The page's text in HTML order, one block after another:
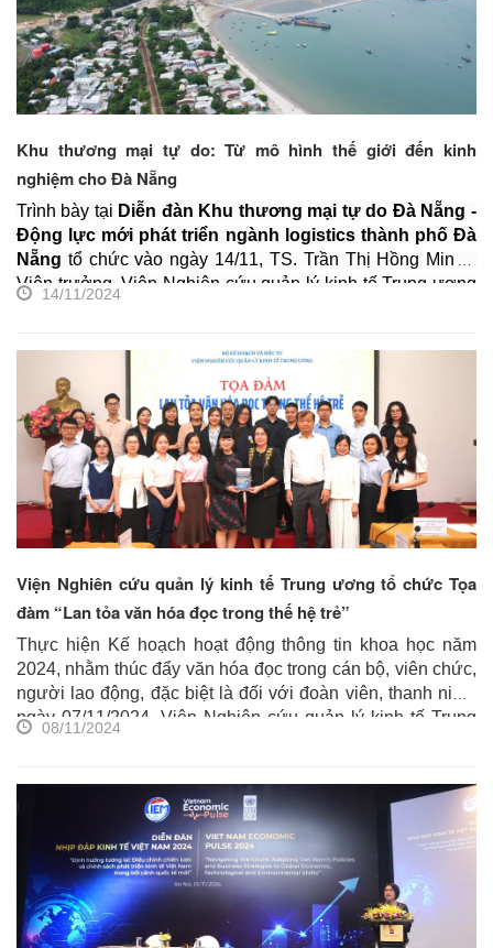
Khu thương mại tự do: Từ mô hình thế giới đến kinh
nghiệm cho Đà Nẵng
Trình bày tại Diễn đàn Khu thương mại tự do Đà Nẵng -
Động lực mới phát triển ngành logistics thành phố Đà
Nẵng tổ chức vào ngày 14/11, TS. Trần Thị Hồng Minh -
Viện trưởng, Viện Nghiên cứu quản lý kinh tế Trung ương
những thay đổi vượt bậc, mô hình khu thương mại tự do
đã chứng minh vai trò quan trọng trong thúc đẩy kinh tế -
xã hội tại nhiều quốc gia...
14/11/2024
Viện Nghiên cứu quản lý kinh tế Trung ương tổ chức Tọa
đàm “Lan tỏa văn hóa đọc trong thế hệ trẻ”
Thực hiện Kế hoạch hoạt động thông tin khoa học năm
2024, nhằm thúc đẩy văn hóa đọc trong cán bộ, viên chức,
người lao động, đặc biệt là đối với đoàn viên, thanh niên,
ngày 07/11/2024, Viện Nghiên cứu quản lý kinh tế Trung
Trần Thị Hồng Minh, Viện trưởng CIEM, ông Nguyễn Hoa
Cương, Phó Viện trưởng, lãnh đạo và viên chức Trung
tâm Thông tin kinh tế - xã hội, BCH chi đoàn thanh niên và
các viên chức, đoàn viên thanh niên trẻ của Viện...
08/11/2024